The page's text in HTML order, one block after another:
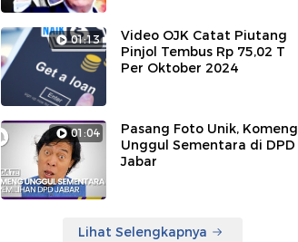
01:13
Video OJK Catat Piutang
Pinjol Tembus Rp 75,02 T
Per Oktober 2024
01:04
Pasang Foto Unik, Komeng
Unggul Sementara di DPD
Jabar
Lihat Selengkapnya